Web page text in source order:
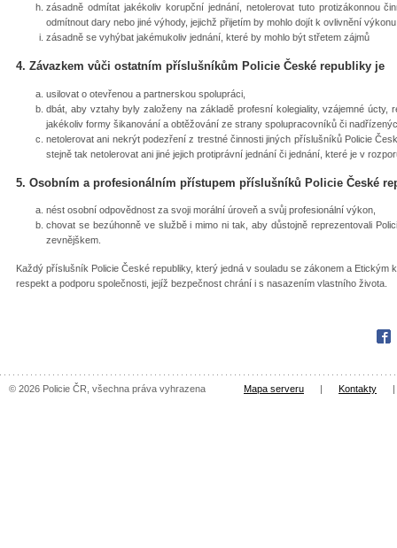
zásadně odmítat jakékoliv korupční jednání, netolerovat tuto protizákonnou
odmítnout dary nebo jiné výhody, jejichž přijetím by mohlo dojít k ovlivnění
zásadně se vyhýbat jakémukoliv jednání, které by mohlo být střetem zájmů
4. Závazkem vůči ostatním příslušníkům Policie České republiky je
usilovat o otevřenou a partnerskou spolupráci,
dbát, aby vztahy byly založeny na základě profesní kolegiality, vzájemné úcty,
jakékoliv formy šikanování a obtěžování ze strany spolupracovníků či
netolerovat ani nekrýt podezření z trestné činnosti jiných příslušníků Policie
stejně tak netolerovat ani jiné jejich protiprávní jednání či jednání, které je v
5. Osobním a profesionálním přístupem příslušníků Policie České
nést osobní odpovědnost za svoji morální úroveň a svůj profesionální výkon,
chovat se bezúhonně ve službě i mimo ni tak, aby důstojně reprezentovali
zevnějškem.
Každý příslušník Policie České republiky, který jedná v souladu se zákonem a Etickým
respekt a podporu společnosti, jejíž bezpečnost chrání i s nasazením vlastního života.
© 2026 Policie ČR, všechna práva vyhrazena Mapa serveru | Kontakty |